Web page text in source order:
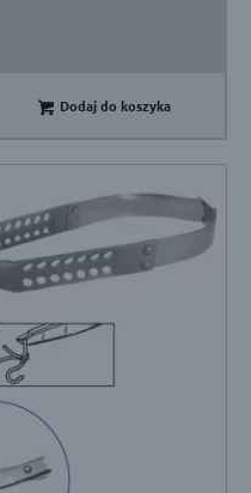
Dodaj do koszyka